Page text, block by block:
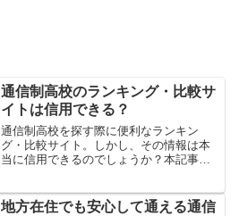
通信制高校のランキング・比較サ
イトは信用できる？
通信制高校を探す際に便利なランキン
グ・比較サイト。しかし、その情報は本
当に信用できるのでしょうか？本記事で
す。
地方在住でも安心して通える通信